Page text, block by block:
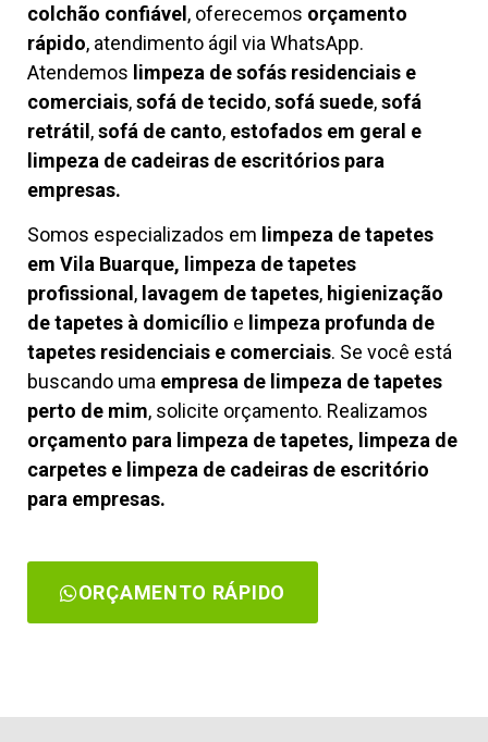
colchão confiável, oferecemos orçamento
rápido, atendimento ágil via WhatsApp.
Atendemos limpeza desofás residenciais e
comerciais,sofá de tecido,sofá suede,sofá
retrátil,sofá de canto, estofados em geral e
limpeza de cadeiras de escritórios para
empresas.
Somos especializados em limpeza de tapetes
em Vila Buarque, limpeza de tapetes
profissional , lavagem de tapetes, higienização
de tapetes à domicílio e limpeza profunda de
tapetes residenciais e comerciais. Se você está
buscando uma empresa de limpeza de tapetes
perto de mim, solicite orçamento. Realizamos
orçamento para limpeza de tapetes, limpeza de
carpetes e limpeza de cadeiras de escritório
para empresas.
ORÇAMENTO RÁPIDO